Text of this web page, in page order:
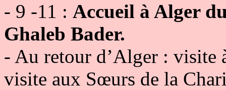
- 9 -11 : Accueil à Alger
Ghaleb Bader.
- Au retour d’Alger : visite
visite aux Sœurs de la